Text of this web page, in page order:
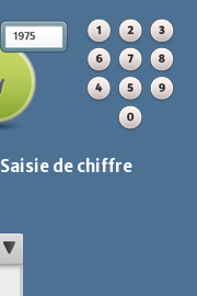
Saisie de chiffre